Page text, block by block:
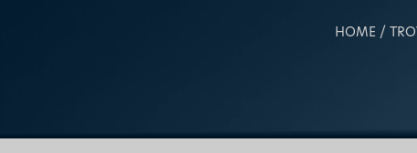
HOME